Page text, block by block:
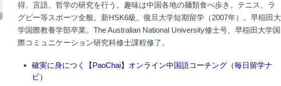
得、言語、哲学の研究を行う。趣味は中国各地の麺類食べ歩き。テニス、ラ
グビー等スポーツ全般。新HSK6級。復旦大学短期留学（2007年）。早稲田大
学国際教養学部卒業。The Australian National University修士号、早稲田大学国
際コミュニケーション研究科修士課程修了。
確実に身につく【PaoChai】オンライン中国語コーチング（毎日留学ナ
ビ）